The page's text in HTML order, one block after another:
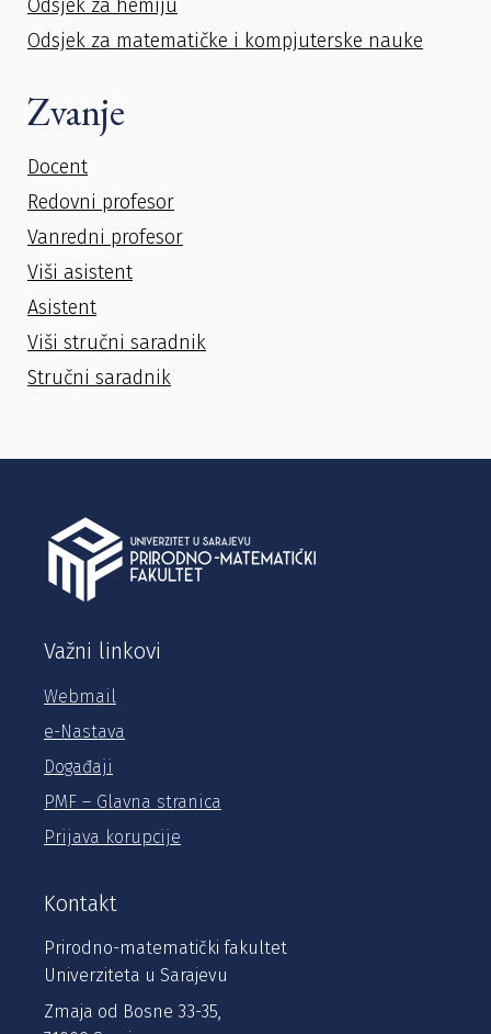
Odsjek za hemiju
Odsjek za matematičke i kompjuterske nauke
Zvanje
Docent
Redovni profesor
Vanredni profesor
Viši asistent
Asistent
Viši stručni saradnik
Stručni saradnik
Važni linkovi
Webmail
e-Nastava
Događaji
PMF – Glavna stranica
Prijava korupcije
Kontakt
Prirodno-matematički fakultet
Univerziteta u Sarajevu
Zmaja od Bosne 33-35,